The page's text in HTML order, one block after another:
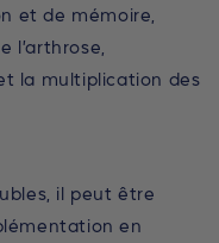
et de mémoire,
l’arthrose,
la multiplication des
il peut être
en